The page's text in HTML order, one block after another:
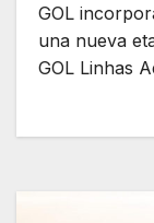
GOL
una nueva
GOL Linhas